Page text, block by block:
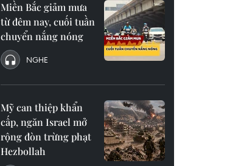
Miền Bắc giảm mưa
từ đêm nay, cuối tuần
chuyển nắng nóng
NGHE
Mỹ can thiệp khẩn
cấp, ngăn Israel mở
rộng đòn trừng phạt
Hezbollah